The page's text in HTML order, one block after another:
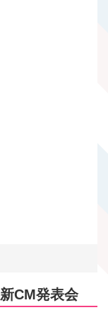
CM発表会